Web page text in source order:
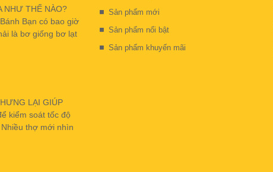
NHƯ THẾ NÀO?
Bạn có bao giờ
là bơ giống bơ lạt
LẠI GIÚP
kiểm soát tốc độ
thợ mới nhìn
Sản phẩm mới
Sản phẩm nổi bật
Sản phẩm khuyến mãi